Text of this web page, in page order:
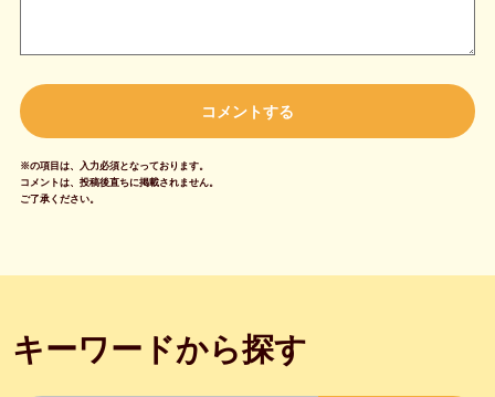
※の項目は、入力必須となっております。
コメントは、投稿後直ちに掲載されません。
ご了承ください。
キーワードから探す